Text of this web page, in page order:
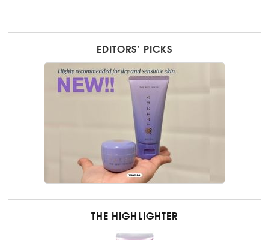
EDITORS’ PICKS
THE HIGHLIGHTER